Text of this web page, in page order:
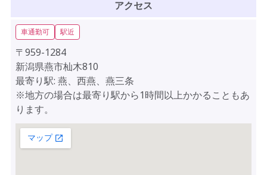
アクセス
車通勤可 駅近
〒959-1284
新潟県燕市杣木810
最寄り駅: 燕、西燕、燕三条
※地方の場合は最寄り駅から1時間以上かかることもあ
ります。